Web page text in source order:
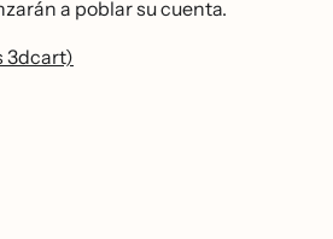
a poblar su cuenta.
3dcart)